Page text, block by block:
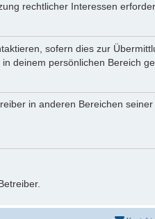
rechtlicher Interessen
sofern dies zur
deinem persönlichen Bereich
in anderen Bereichen